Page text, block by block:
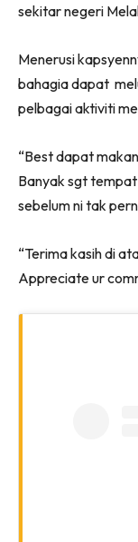
sekitar negeri
Menerusi
bahagia dapat
pelbagai aktiviti
“Best dapat
Banyak sgt
sebelum ni tak
“Terima kasih di
Appreciate ur